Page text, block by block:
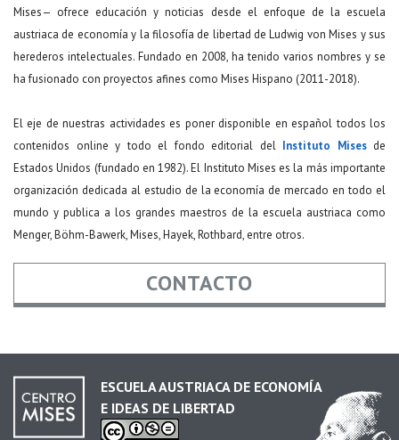
Mises— ofrece educación y noticias desde el enfoque de la escuela
austriaca de economía y la filosofía de libertad de Ludwig von Mises y sus
herederos intelectuales. Fundado en 2008, ha tenido varios nombres y se
ha fusionado con proyectos afines como Mises Hispano (2011-2018).
El eje de nuestras actividades es poner disponible en español todos los
contenidos online y todo el fondo editorial del Instituto Misesde
Estados Unidos (fundado en 1982). El Instituto Mises es la más importante
organización dedicada al estudio de la economía de mercado en todo el
mundo y publica a los grandes maestros de la escuela austriaca como
Menger, Böhm-Bawerk, Mises, Hayek, Rothbard, entre otros.
CONTACTO
Email *
ESCUELA AUSTRIACA DE ECONOMÍA
E IDEAS DE LIBERTAD